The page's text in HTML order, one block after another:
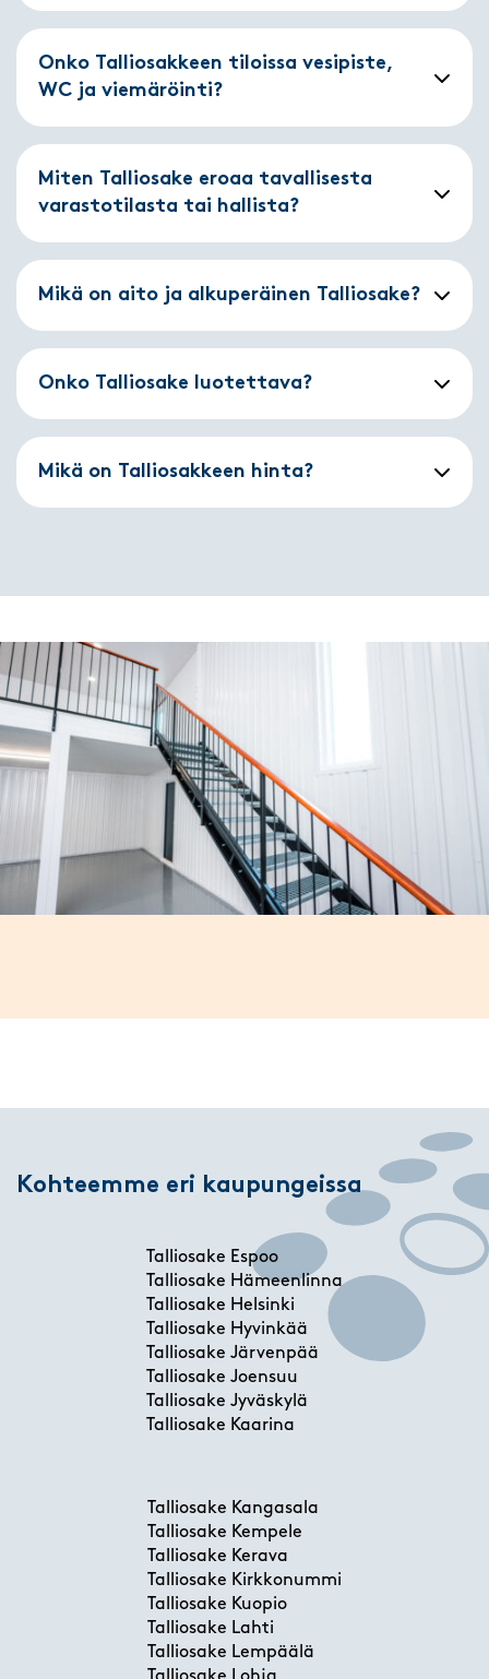
Onko Talliosakkeen tiloissa vesipiste,
WC ja viemäröinti?
Miten Talliosake eroaa tavallisesta
varastotilasta tai hallista?
Mikä on aito ja alkuperäinen Talliosake?
Onko Talliosake luotettava?
Mikä on Talliosakkeen hinta?
Kohteemme eri kaupungeissa
Talliosake Espoo
Talliosake Hämeenlinna
Talliosake Helsinki
Talliosake Hyvinkää
Talliosake Järvenpää
Talliosake Joensuu
Talliosake Jyväskylä
Talliosake Kaarina
Talliosake Kangasala
Talliosake Kempele
Talliosake Kerava
Talliosake Kirkkonummi
Talliosake Kuopio
Talliosake Lahti
Talliosake Lempäälä